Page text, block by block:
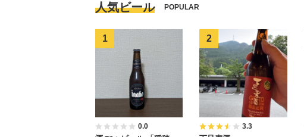
人気ビール POPULAR
0.0 3.3